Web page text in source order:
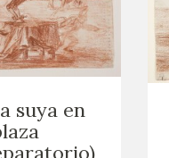
suya en